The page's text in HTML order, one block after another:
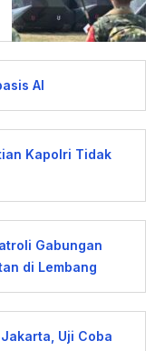
AI
Kapolri Tidak
Gabungan
di Lembang
Uji Coba